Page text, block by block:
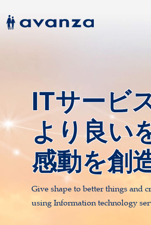
ITサービ
より良い
感動を創
Give shape to better things and
using Information technology